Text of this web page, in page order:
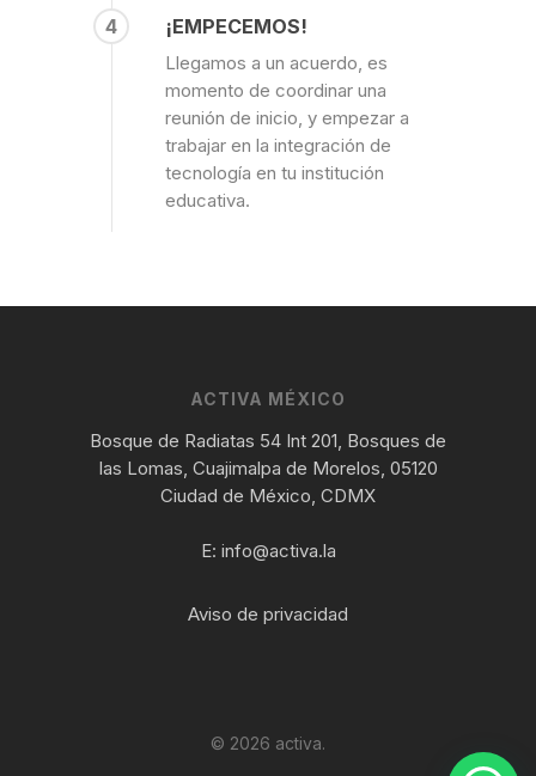
4 ¡EMPECEMOS!
Llegamos a un acuerdo, es
momento de coordinar una
reunión de inicio, y empezar a
trabajar en la integración de
tecnología en tu institución
educativa.
ACTIVA MÉXICO
Bosque de Radiatas 54 Int 201, Bosques de
las Lomas, Cuajimalpa de Morelos, 05120
Ciudad de México, CDMX
E: info@activa.la
Aviso de privacidad
© 2026 activa.